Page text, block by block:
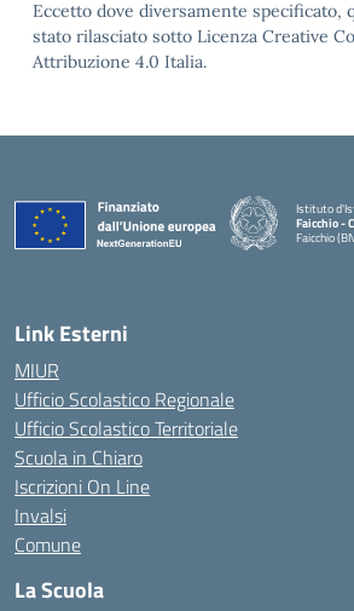
Eccetto dove diversamente specificato,
stato rilasciato sotto Licenza Creative
Attribuzione 4.0 Italia.
Istituto
Faicchio -
Faicchio
Link Esterni
MIUR
Ufficio Scolastico Regionale
Ufficio Scolastico Territoriale
Scuola in Chiaro
Iscrizioni On Line
Invalsi
Comune
La Scuola